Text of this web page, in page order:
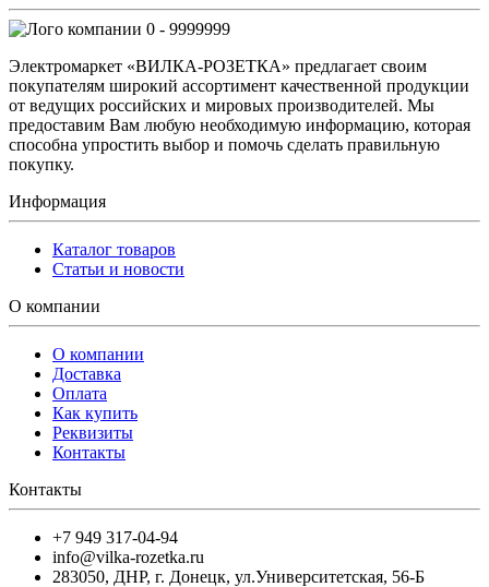
0 - 9999999
Электромаркет «ВИЛКА-РОЗЕТКА» предлагает своим
покупателям широкий ассортимент качественной продукции
от ведущих российских и мировых производителей. Мы
предоставим Вам любую необходимую информацию, которая
способна упростить выбор и помочь сделать правильную
покупку.
Информация
Каталог товаров
Статьи и новости
О компании
О компании
Доставка
Оплата
Как купить
Реквизиты
Контакты
Контакты
+7 949 317-04-94
info@vilka-rozetka.ru
283050, ДНР, г. Донецк, ул.Университетская, 56-Б